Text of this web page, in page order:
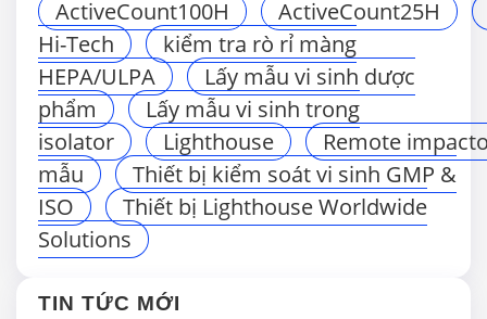
ActiveCount100H
ActiveCount25H
Hi-Tech
kiểm tra rò rỉ màng
HEPA/ULPA
Lấy mẫu vi sinh dược
phẩm
Lấy mẫu vi sinh trong
isolator
Lighthouse
Remote
mẫu
Thiết bị kiểm soát vi sinh GMP &
ISO
Thiết bị Lighthouse Worldwide
Solutions
TIN TỨC MỚI